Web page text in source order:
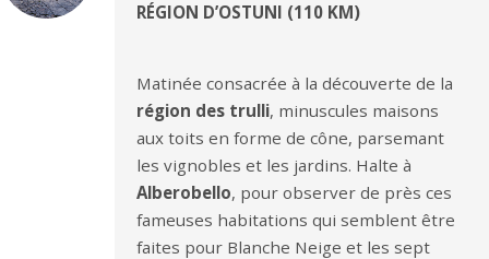
RÉGION D’OSTUNI (110 KM)
Matinée consacrée à la découverte de la
région des trulli, minuscules maisons
aux toits en forme de cône, parsemant
les vignobles et les jardins. Halte à
Alberobello, pour observer de près ces
fameuses habitations qui semblent être
faites pour Blanche Neige et les sept